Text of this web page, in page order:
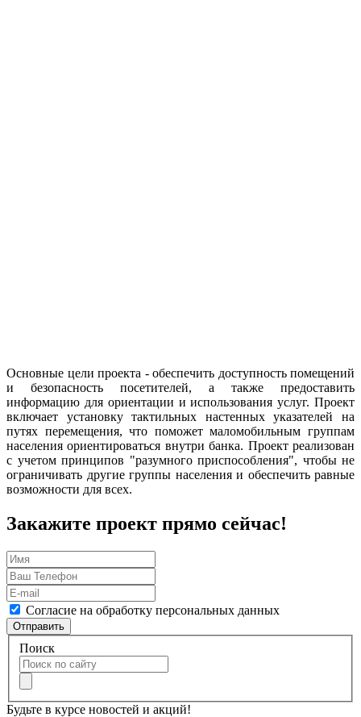
Основные цели проекта - обеспечить доступность помещений
и безопасность посетителей, а также предоставить
информацию для ориентации и использования услуг. Проект
включает установку тактильных настенных указателей на
путях перемещения, что поможет маломобильным группам
населения ориентироваться внутри банка. Проект реализован
с учетом принципов "разумного приспособления", чтобы не
ограничивать другие группы населения и обеспечить равные
возможности для всех.
Закажите проект прямо сейчас!
Согласие на обработку персональных данных
Отправить
Поиск
Будьте в курсе новостей и акций!